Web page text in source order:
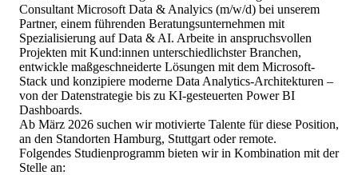
Consultant Microsoft Data & Analyics (m/w/d) bei unserem
Partner, einem führenden Beratungsunternehmen mit
Spezialisierung auf Data & AI. Arbeite in anspruchsvollen
Projekten mit Kund:innen unterschiedlichster Branchen,
entwickle maßgeschneiderte Lösungen mit dem Microsoft-
Stack und konzipiere moderne Data Analytics-Architekturen –
von der Datenstrategie bis zu KI-gesteuerten Power BI
Dashboards.
Ab März 2026 suchen wir motivierte Talente für diese Position,
an den Standorten Hamburg, Stuttgart oder remote.
Folgendes Studienprogramm bieten wir in Kombination mit der
Stelle an: